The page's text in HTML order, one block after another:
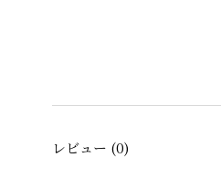
レビュー (0)